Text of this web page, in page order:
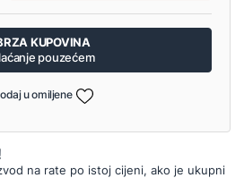
KUPOVINA
pouzećem
u omiljene
na rate po istoj cijeni, ako je ukupni